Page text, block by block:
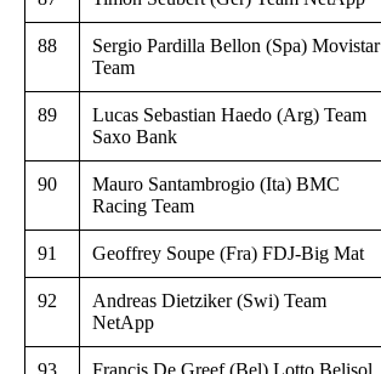
88
Sergio Pardilla Bellon (Spa) Movistar
Team
89
Lucas Sebastian Haedo (Arg) Team
Saxo Bank
90
Mauro Santambrogio (Ita) BMC
Racing Team
91 Geoffrey Soupe (Fra) FDJ-Big Mat
92
Andreas Dietziker (Swi) Team
NetApp
93
Francis De Greef (Bel) Lotto Belisol